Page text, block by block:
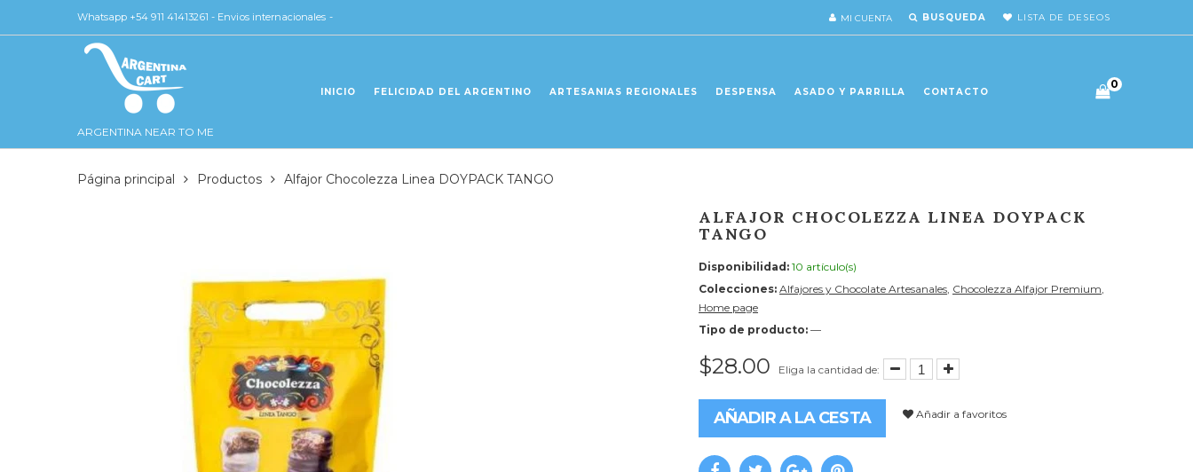
Whatsapp +54 911 41413261 - Envios internacionales - MI CUENTA BUSQUEDA LISTA DE DESEOS
ARGENTINA NEAR TO ME
INICIO FELICIDAD DEL ARGENTINO ARTESANIAS REGIONALES DESPENSA ASADO Y PARRILLA CONTACTO
0
Página principal Productos Alfajor Chocolezza Linea DOYPACK TANGO
ALFAJOR CHOCOLEZZA LINEA DOYPACK
TANGO
Disponibilidad: 10 artículo(s)
Colecciones: Alfajores y Chocolate Artesanales, Chocolezza Alfajor Premium,
Home page
Tipo de producto: —
$28.00 Eliga la cantidad de:
AÑADIR A LA CESTA Añadir a favoritos